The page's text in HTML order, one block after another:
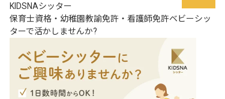
KIDSNAシッター
保育士資格・幼稚園教諭免許・看護師免許ベビーシッ
ターで活かしませんか?